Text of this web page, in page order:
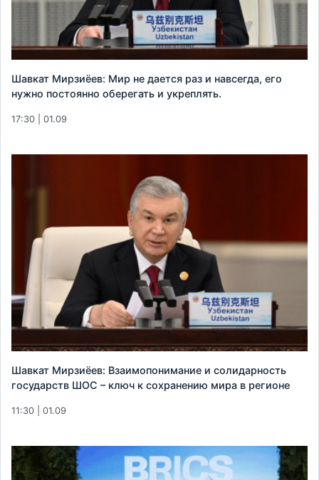
Шавкат Мирзиёев: Мир не дается раз и навсегда, его
нужно постоянно оберегать и укреплять.
17:30 | 01.09
Шавкат Мирзиёев: Взаимопонимание и солидарность
государств ШОС – ключ к сохранению мира в регионе
11:30 | 01.09